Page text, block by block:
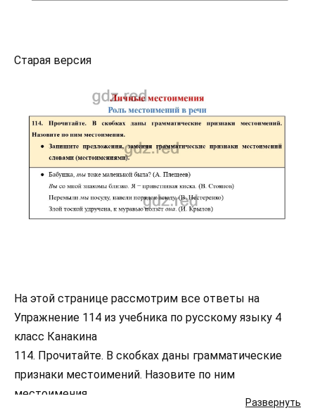
Старая версия
Развернуть
На этой странице рассмотрим все ответы на
Упражнение 114 из учебника по русскому языку 4
класс Канакина
114. Прочитайте. В скобках даны грамматические
признаки местоимений. Назовите по ним
местоимения.
Запишите предложения, заменяя грамматические